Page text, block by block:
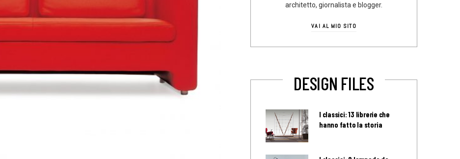
architetto, giornalista e blogger.
VAI AL MIO SITO
DESIGN FILES
I classici: 13 librerie che
hanno fatto la storia